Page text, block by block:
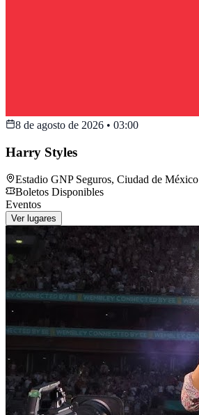
8 de agosto de 2026 • 03:00
Harry Styles
Estadio GNP Seguros, Ciudad de México
Boletos Disponibles
Eventos
Ver lugares